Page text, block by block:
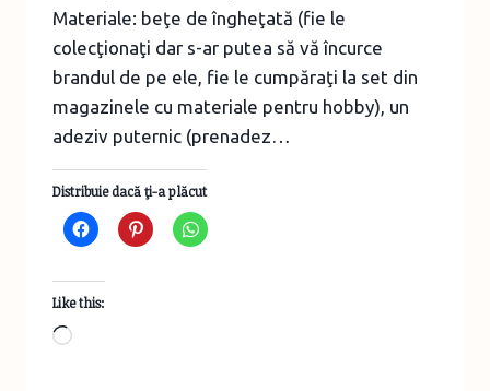
Materiale: beţe de îngheţată (fie le
colecţionaţi dar s-ar putea să vă încurce
brandul de pe ele, fie le cumpăraţi la set din
magazinele cu materiale pentru hobby), un
adeziv puternic (prenadez…
Distribuie dacă ţi-a plăcut
Like this:
Loading…